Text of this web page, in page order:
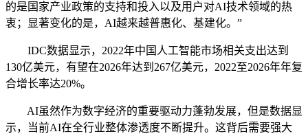
的是国家产业政策的支持和投入以及用户对AI技术领域的热
衷；显著变化的是，AI越来越普惠化、基建化。”
IDC数据显示，2022年中国人工智能市场相关支出达到
130亿美元，有望在2026年达到267亿美元，2022至2026年年复
合增长率达20%。
AI虽然作为数字经济的重要驱动力蓬勃发展，但是数据显
示，当前AI在全行业整体渗透度不断提升。这背后需要强大